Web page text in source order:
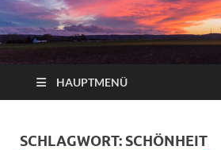
HAUPTMENÜ
SCHLAGWORT: SCHÖNHEIT